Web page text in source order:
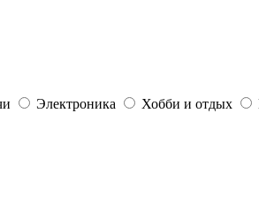
Электроника Хобби и отдых